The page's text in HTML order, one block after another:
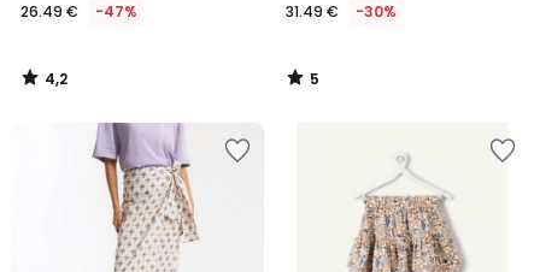
26.49 € -47%
4,2
/
31.49 € -30%
5
/